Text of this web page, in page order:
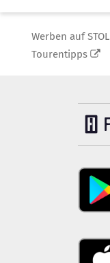
Werben auf STOL
Tourentipps